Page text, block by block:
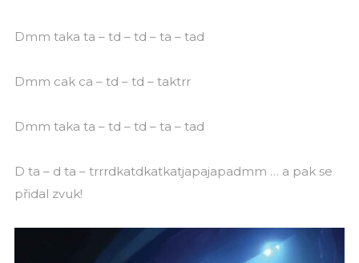
Dmm taka ta – td – td – ta – tad
Dmm cak ca – td – td – taktrr
Dmm taka ta – td – td – ta – tad
D ta – d ta – trrrdkatdkatkatjapajapadmm … a pak se
přidal zvuk!